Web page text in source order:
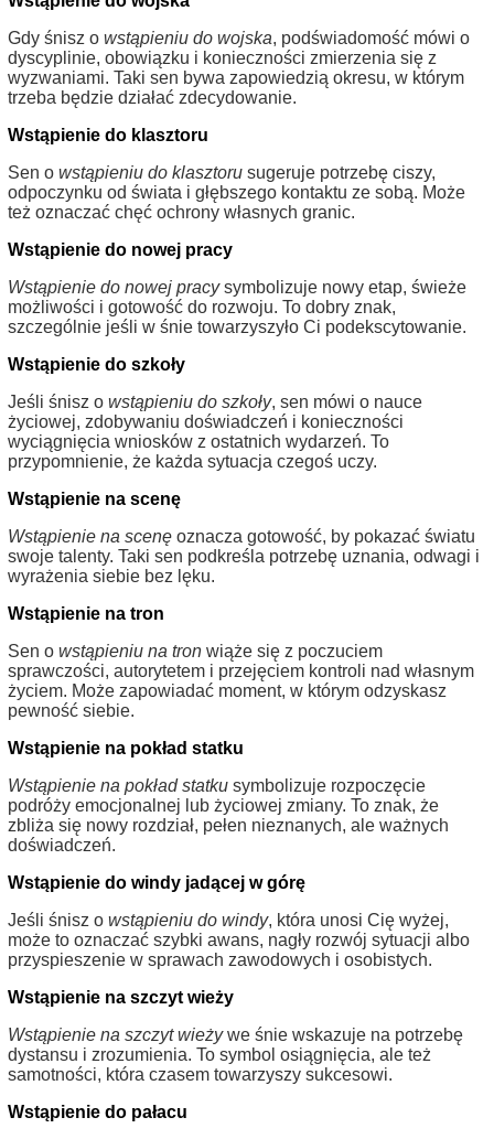
Gdy śnisz o wstąpieniu do wojska, podświadomość mówi o
dyscyplinie, obowiązku i konieczności zmierzenia się z
wyzwaniami. Taki sen bywa zapowiedzią okresu, w którym
trzeba będzie działać zdecydowanie.
Wstąpienie do klasztoru
Sen o wstąpieniu do klasztoru sugeruje potrzebę ciszy,
odpoczynku od świata i głębszego kontaktu ze sobą. Może
też oznaczać chęć ochrony własnych granic.
Wstąpienie do nowej pracy
Wstąpienie do nowej pracysymbolizuje nowy etap, świeże
możliwości i gotowość do rozwoju. To dobry znak,
szczególnie jeśli w śnie towarzyszyło Ci podekscytowanie.
Wstąpienie do szkoły
Jeśli śnisz o wstąpieniu do szkoły, sen mówi o nauce
życiowej, zdobywaniu doświadczeń i konieczności
wyciągnięcia wniosków z ostatnich wydarzeń. To
przypomnienie, że każda sytuacja czegoś uczy.
Wstąpienie na scenę
Wstąpienie na scenę oznacza gotowość, by pokazać światu
swoje talenty. Taki sen podkreśla potrzebę uznania, odwagi i
wyrażenia siebie bez lęku.
Wstąpienie na tron
Sen o wstąpieniu na tron wiąże się z poczuciem
sprawczości, autorytetem i przejęciem kontroli nad własnym
życiem. Może zapowiadać moment, w którym odzyskasz
pewność siebie.
Wstąpienie na pokład statku
Wstąpienie na pokład statku symbolizuje rozpoczęcie
podróży emocjonalnej lub życiowej zmiany. To znak, że
zbliża się nowy rozdział, pełen nieznanych, ale ważnych
doświadczeń.
Wstąpienie do windy jadącej w górę
Jeśli śnisz o wstąpieniu do windy, która unosi Cię wyżej,
może to oznaczać szybki awans, nagły rozwój sytuacji albo
przyspieszenie w sprawach zawodowych i osobistych.
Wstąpienie na szczyt wieży
Wstąpienie na szczyt wieżywe śnie wskazuje na potrzebę
dystansu i zrozumienia. To symbol osiągnięcia, ale też
samotności, która czasem towarzyszy sukcesowi.
Wstąpienie do pałacu